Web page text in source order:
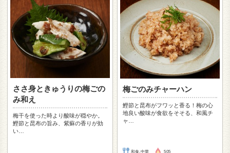
ささ身ときゅうりの梅ごの
み和え
梅干を使った時より酸味が穏やか。
鰹節と昆布の旨み、紫蘇の香りが効
い…
梅ごのみチャーハン
鰹節と昆布がフワッと香る！梅の心
地良い酸味が食欲をそそる、和風チ
ャ …
和食,中華
505